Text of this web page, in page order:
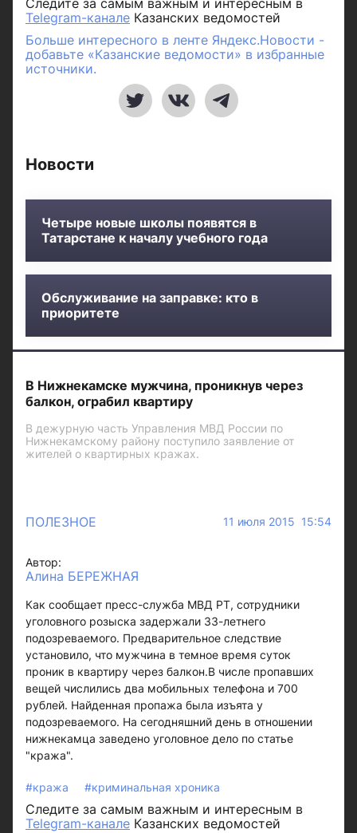
Следите за самым важным и интересным в
Telegram-канале Казанских ведомостей
Больше интересного в ленте Яндекс.Новости -
добавьте «Казанские ведомости» в избранные
источники.
Новости
Четыре новые школы появятся в
Татарстане к началу учебного года
Обслуживание на заправке: кто в
приоритете
В Нижнекамске мужчина, проникнув через
балкон, ограбил квартиру
В дежурную часть Управления МВД России по
Нижнекамскому району поступило заявление от
жителей о квартирных кражах.
ПОЛЕЗНОЕ 11 июля 2015 15:54
Автор:
Алина БЕРЕЖНАЯ
Как сообщает пресс-служба МВД РТ, сотрудники
уголовного розыска задержали 33-летнего
подозреваемого. Предварительное следствие
установило, что мужчина в темное время суток
проник в квартиру через балкон.В числе пропавших
вещей числились два мобильных телефона и 700
рублей. Найденная пропажа была изъята у
подозреваемого. На сегодняшний день в отношении
нижнекамца заведено уголовное дело по статье
"кража".
#кража #криминальная хроника
Следите за самым важным и интересным в
Telegram-канале Казанских ведомостей